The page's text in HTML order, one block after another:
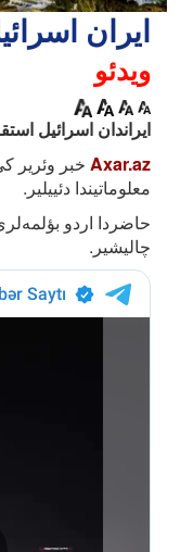
ایران
ویدئو
ایراندان اسرائیل
Axar.az خبر وئریر
معلوماتیندا دئییلیر.
حاضردا اردو
چالیشیر.